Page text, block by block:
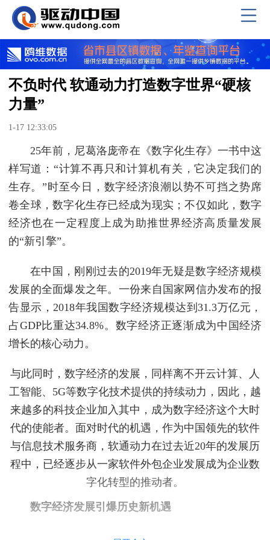
不负时代 软通动力打造数字世界“硬核
力量”
1-17 12:33:05
25年前，尼葛洛庞帝在《数字化生存》一书中这
样写道：“计算不再只和计算机有关，它决定我们的
生存。”时至今日，数字经济浪潮以势不可挡之势席
卷全球，数字化生存已经成为现实；不仅如此，数字
经济也在一定程度上成为助推世界经济高质量发展
的“新引擎”。
在中国，刚刚过去的2019年无疑是数字经济规模
发展的全面爆发之年。一份来自国家网信办发布的报
告显示，2018年我国数字经济规模达到31.3万亿元，
占GDP比重达34.8%。数字经济正逐渐成为中国经济
增长的核心动力。
与此同时，数字经济的发展，同样离不开云计算、人
工智能、5G等数字化技术提供的持续动力，因此，越
来越多的科技企业加入其中，成为数字经济这个大时
代的使能者。面对时代的机遇，作为中国领先的软件
与信息技术服务商，软通动力在过去近20年的发展历
程中，已经逐步从一家软件外包企业发展成为企业数
字化转型的推动者。
数字经济发展引爆历史新机遇